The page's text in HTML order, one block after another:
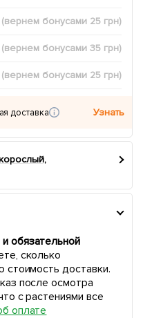
(вернем бонусами 25 грн)
(вернем бонусами35 грн)
(вернем бонусами 25 грн)
доставка Узнать
обязательной
сколько
стоимость доставки.
после осмотра
с растениями все
оплате